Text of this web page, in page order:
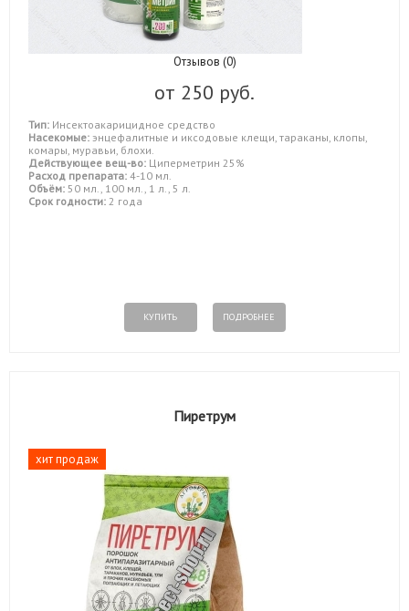
Отзывов (0)
от 250 руб.
Тип: Инсектоакарицидное средство
Насекомые: энцефалитные и иксодовые клещи, тараканы, клопы,
комары, муравьи, блохи.
Действующее вещ-во: Циперметрин 25%
Расход препарата: 4-10 мл.
Объём: 50 мл., 100 мл., 1 л., 5 л.
Срок годности: 2 года
КУПИТЬ ПОДРОБНЕЕ
Пиретрум
хит продаж